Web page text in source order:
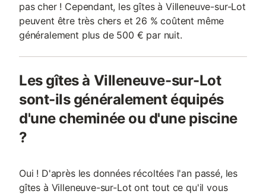
pas cher ! Cependant, les gîtes à Villeneuve-sur-Lot
peuvent être très chers et 26 % coûtent même
généralement plus de 500 € par nuit.
Les gîtes à Villeneuve-sur-Lot
sont-ils généralement équipés
d'une cheminée ou d'une piscine
?
Oui ! D'après les données récoltées l'an passé, les
gîtes à Villeneuve-sur-Lot ont tout ce qu'il vous